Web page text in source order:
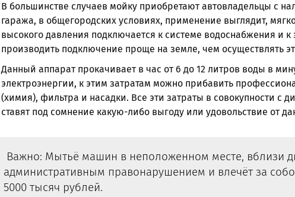
В большинстве случаев мойку приобретают автовладельцы с
гаража, в общегородских условиях, применение выглядит,
высокого давления подключается к системе водоснабжения и к
производить подключение проще на земле, чем осуществлять
Данный аппарат прокачивает в час от 6 до 12 литров воды в
электроэнергии, к этим затратам можно прибавить
(химия), фильтра и насадки. Все эти затраты в совокупности с
ставят под сомнение какую-либо выгоду или удовольствие от
Важно: Мытьё машин в неположенном месте, вблизи
административным правонарушением и влечёт за
5000 тысяч рублей.